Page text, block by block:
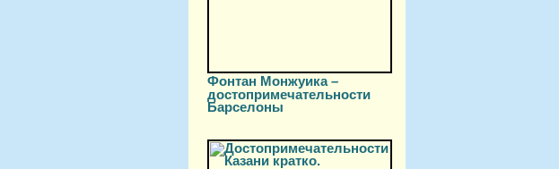
Фонтан Монжуика –
достопримечательности
Барселоны